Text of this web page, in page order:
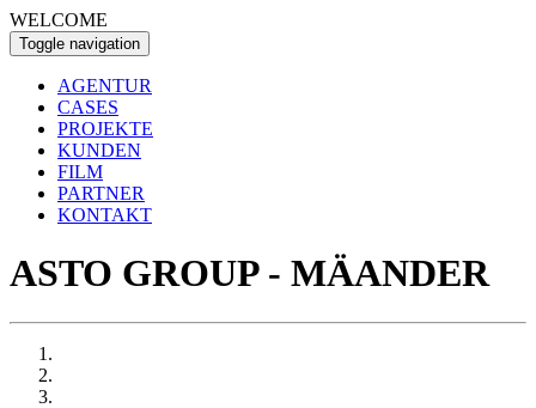
WELCOME
Toggle navigation
AGENTUR
CASES
PROJEKTE
KUNDEN
FILM
PARTNER
KONTAKT
ASTO GROUP - MÄANDER